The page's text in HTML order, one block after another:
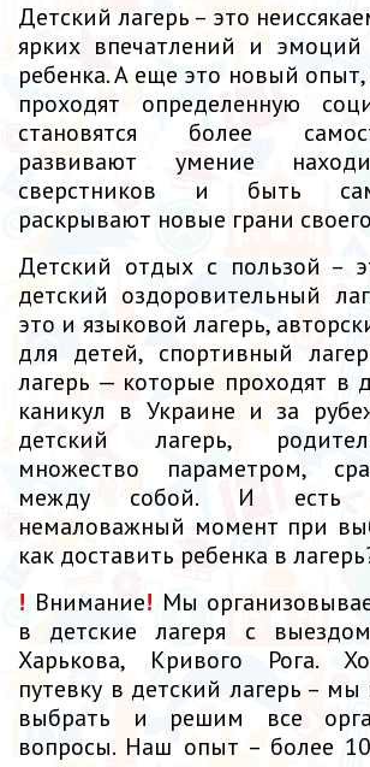
Детский лагерь – это
ярких впечатлений и
ребенка. А еще это новый опыт,
проходят определенную
становятся более
развивают умение
сверстников и быть
раскрывают новые грани
Детский отдых с пользой –
детский оздоровительный
это и языковой лагерь,
для детей, спортивный
лагерь — которые проходят в
каникул в Украине и за
детский лагерь,
множество параметром,
между собой. И есть
немаловажный момент при
как доставить ребенка в
! Внимание! Мы
в детские лагеря с
Харькова, Кривого Рога.
путевку в детский лагерь –
выбрать и решим все
вопросы. Наш опыт – более